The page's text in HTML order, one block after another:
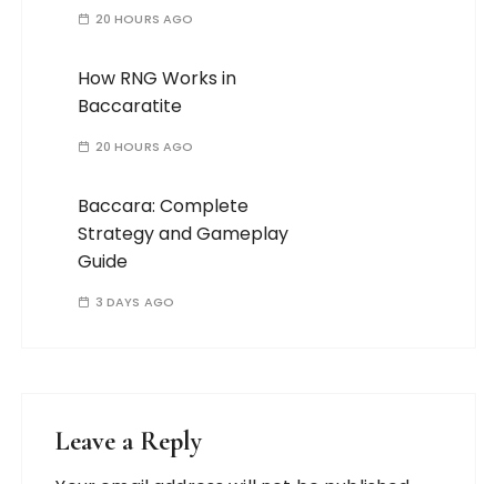
20 HOURS AGO
How RNG Works in
Baccaratite
20 HOURS AGO
Baccara: Complete
Strategy and Gameplay
Guide
3 DAYS AGO
Leave a Reply